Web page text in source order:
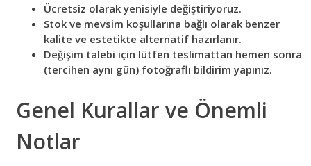
Ücretsiz olarak yenisiyle değiştiriyoruz.
Stok ve mevsim koşullarına bağlı olarak benzer
kalite ve estetikte alternatif hazırlanır.
Değişim talebi için lütfen teslimattan hemen sonra
(tercihen aynı gün) fotoğraflı bildirim yapınız.
Genel Kurallar ve Önemli
Notlar